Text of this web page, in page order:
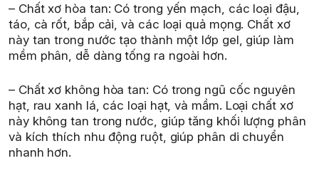
– Chất xơ hòa tan: Có trong yến mạch, các loại đậu,
táo, cà rốt, bắp cải, và các loại quả mọng. Chất xơ
này tan trong nước tạo thành một lớp gel, giúp làm
mềm phân, dễ dàng tống ra ngoài hơn.
– Chất xơ không hòa tan: Có trong ngũ cốc nguyên
hạt, rau xanh lá, các loại hạt, và mầm. Loại chất xơ
này không tan trong nước, giúp tăng khối lượng phân
và kích thích nhu động ruột, giúp phân di chuyển
nhanh hơn.